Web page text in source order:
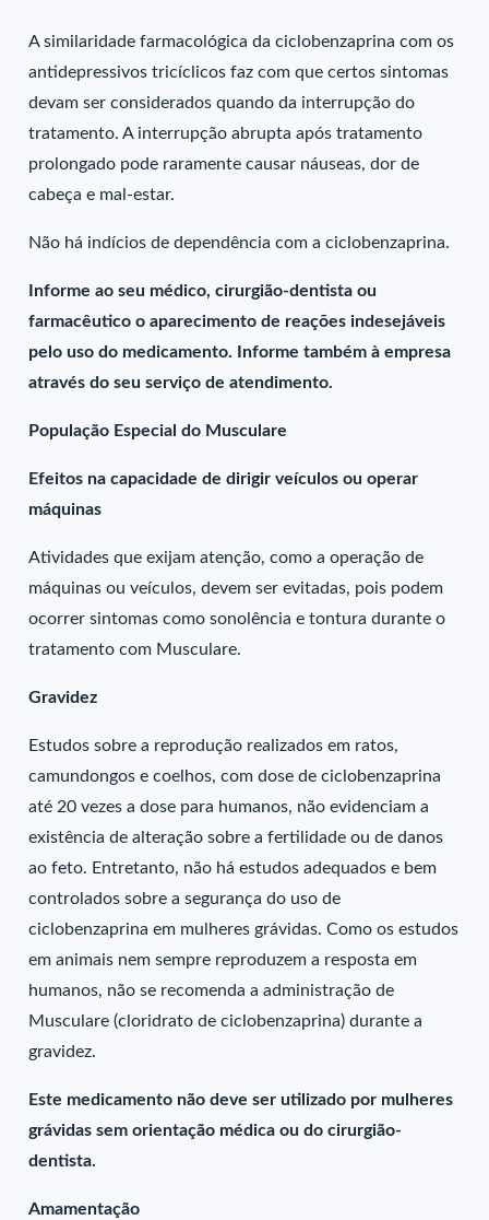
A similaridade farmacológica da ciclobenzaprina com os
antidepressivos tricíclicos faz com que certos sintomas
devam ser considerados quando da interrupção do
tratamento. A interrupção abrupta após tratamento
prolongado pode raramente causar náuseas, dor de
cabeça e mal-estar.
Não há indícios de dependência com a ciclobenzaprina.
Informe ao seu médico, cirurgião-dentista ou
farmacêutico o aparecimento de reações indesejáveis
pelo uso do medicamento. Informe também à empresa
através do seu serviço de atendimento.
População Especial do Musculare
Efeitos na capacidade de dirigir veículos ou operar
máquinas
Atividades que exijam atenção, como a operação de
máquinas ou veículos, devem ser evitadas, pois podem
ocorrer sintomas como sonolência e tontura durante o
tratamento com Musculare.
Gravidez
Estudos sobre a reprodução realizados em ratos,
camundongos e coelhos, com dose de ciclobenzaprina
até 20 vezes a dose para humanos, não evidenciam a
existência de alteração sobre a fertilidade ou de danos
ao feto. Entretanto, não há estudos adequados e bem
controlados sobre a segurança do uso de
ciclobenzaprina em mulheres grávidas. Como os estudos
em animais nem sempre reproduzem a resposta em
humanos, não se recomenda a administração de
Musculare (cloridrato de ciclobenzaprina) durante a
gravidez.
Este medicamento não deve ser utilizado por mulheres
grávidas sem orientação médica ou do cirurgião-
dentista.
Amamentação